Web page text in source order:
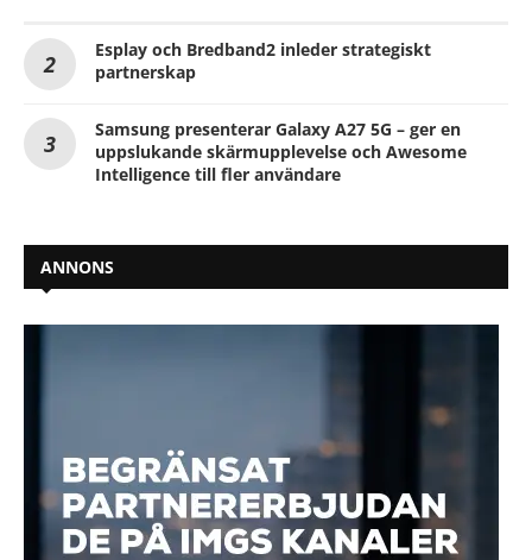
Esplay och Bredband2 inleder strategiskt
partnerskap
Samsung presenterar Galaxy A27 5G – ger en
uppslukande skärmupplevelse och Awesome
Intelligence till fler användare
ANNONS